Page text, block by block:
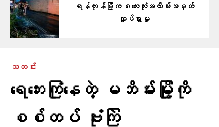
ရန်ကုန်မြို့က ၈လေးလုံးအထိမ်းအမှတ်
လှုပ်ရှားမှု
သတင်း
ရေဘေးကြုံနေတဲ့ မဘိမ်းမြို့ကို
စစ်တပ် ဗုံးကြဲ